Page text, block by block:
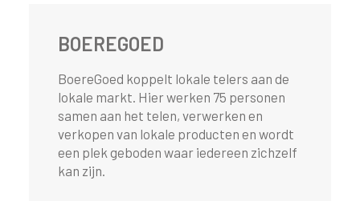
BOEREGOED
BoereGoed koppelt lokale telers aan de
lokale markt. Hier werken 75 personen
samen aan het telen, verwerken en
verkopen van lokale producten en wordt
een plek geboden waar iedereen zichzelf
kan zijn.